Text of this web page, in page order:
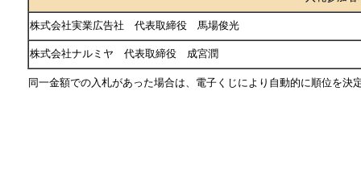
株式会社実業広告社 代表取締役 馬場俊光
株式会社ナルミヤ 代表取締役 成宮潤
同一金額での入札があった場合は、電子くじにより自動的に順位を決